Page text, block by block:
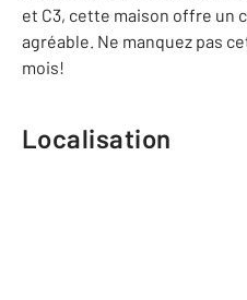
et C3, cette maison offre un
agréable. Ne manquez pas
mois!
Localisation